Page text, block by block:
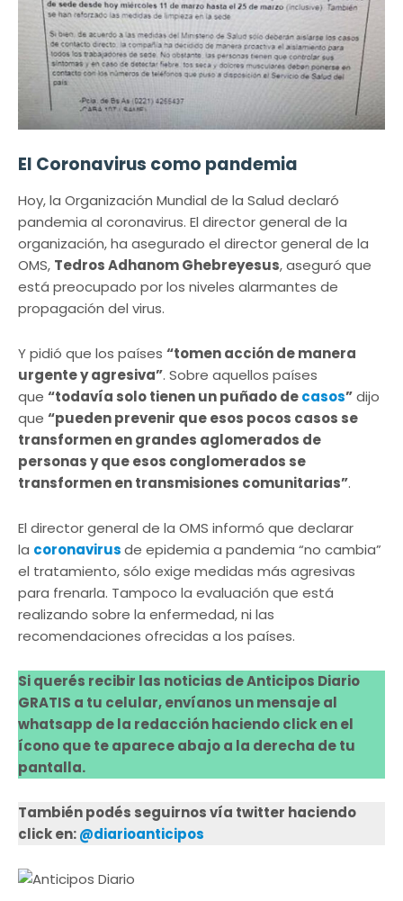
El Coronavirus como pandemia
Hoy, la Organización Mundial de la Salud declaró
pandemia al coronavirus. El director general de la
organización, ha asegurado el director general de la
OMS, Tedros Adhanom Ghebreyesus, aseguró que
está preocupado por los niveles alarmantes de
propagación del virus.
Y pidió que los países “tomen acción de manera
urgente y agresiva”. Sobre aquellos países
que “todavía solo tienen un puñado decasos”dijo
que “pueden prevenir que esos pocos casos se
transformen en grandes aglomerados de
personas y que esos conglomerados se
transformen en transmisiones comunitarias”.
El director general de la OMS informó que declarar
la coronavirusde epidemia a pandemia “no cambia”
el tratamiento, sólo exige medidas más agresivas
para frenarla. Tampoco la evaluación que está
realizando sobre la enfermedad, ni las
recomendaciones ofrecidas a los países.
Si querés recibir las noticias de Anticipos Diario
GRATIS a tu celular, envíanos un mensaje al
whatsapp de la redacción haciendo click en el
ícono que te aparece abajo a la derecha de tu
pantalla.
También podés seguirnos vía twitter haciendo
click en:@diarioanticipos